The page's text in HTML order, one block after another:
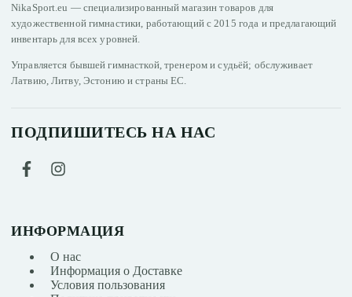
NikaSport.eu — специализированный магазин товаров для
художественной гимнастики, работающий с 2015 года и предлагающий
инвентарь для всех уровней.
Управляется бывшей гимнасткой, тренером и судьёй; обслуживает
Латвию, Литву, Эстонию и страны ЕС.
ПОДПИШИТЕСЬ НА НАС
ИНФОРМАЦИЯ
О нас
Информация о Доставке
Условия пользования